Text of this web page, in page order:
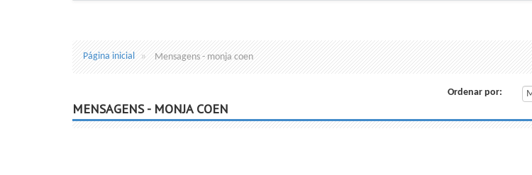
Página inicial Mensagens - monja coen
Ordenar por:
MENSAGENS - MONJA COEN